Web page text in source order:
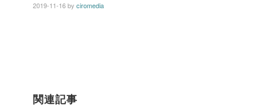
2019-11-16by ciromedia
関連記事